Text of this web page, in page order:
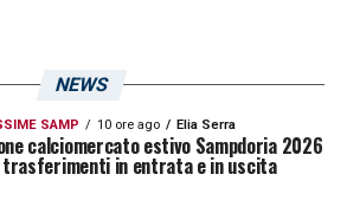
NEWS
SAMP 10 ore ago Elia Serra
calciomercato estivo Sampdoria 2026
trasferimenti in entrata e in uscita